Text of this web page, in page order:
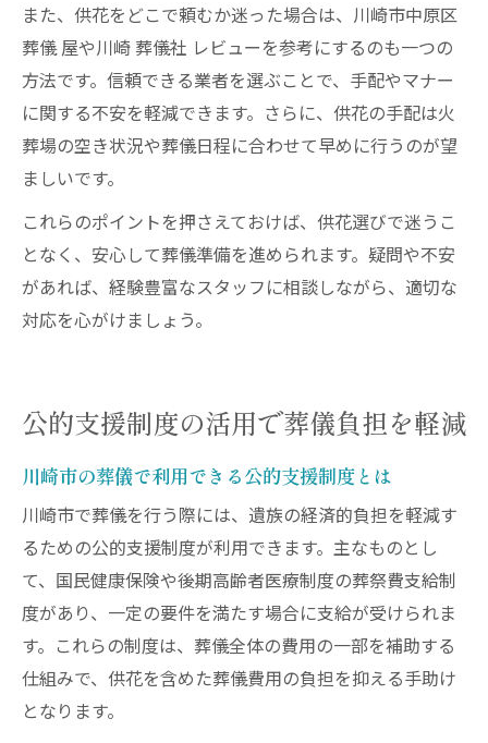
また、供花をどこで頼むか迷った場合は、川崎市中原区
葬儀 屋や川崎 葬儀社 レビューを参考にするのも一つの
方法です。信頼できる業者を選ぶことで、手配やマナー
に関する不安を軽減できます。さらに、供花の手配は火
葬場の空き状況や葬儀日程に合わせて早めに行うのが望
ましいです。
これらのポイントを押さえておけば、供花選びで迷うこ
となく、安心して葬儀準備を進められます。疑問や不安
があれば、経験豊富なスタッフに相談しながら、適切な
対応を心がけましょう。
公的支援制度の活用で葬儀負担を軽減
川崎市の葬儀で利用できる公的支援制度とは
川崎市で葬儀を行う際には、遺族の経済的負担を軽減す
るための公的支援制度が利用できます。主なものとし
て、国民健康保険や後期高齢者医療制度の葬祭費支給制
度があり、一定の要件を満たす場合に支給が受けられま
す。これらの制度は、葬儀全体の費用の一部を補助する
仕組みで、供花を含めた葬儀費用の負担を抑える手助け
となります。